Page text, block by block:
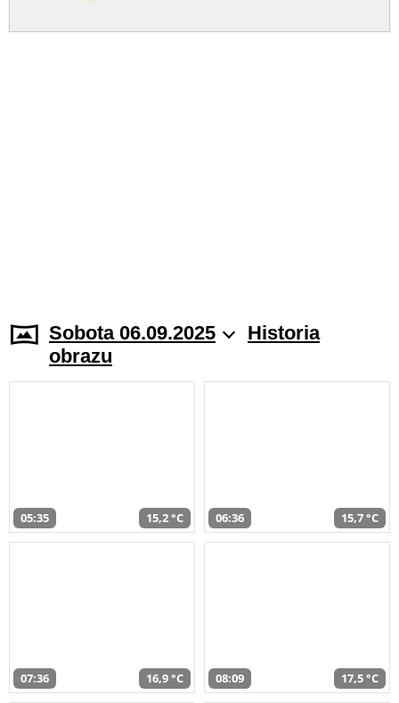
Sobota 06.09.2025
Historia
obrazu
05:35 15,2 °C 06:36 15,7 °C
07:36 16,9 °C 08:09 17,5 °C